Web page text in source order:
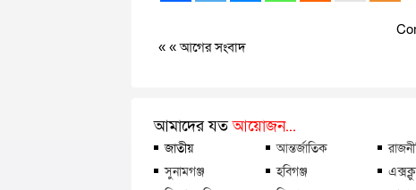
« «আগের সংবাদ
আমাদের যতআয়োজন...
জাতীয় আন্তর্জাতিক
সুনামগঞ্জ
হবিগঞ্জ